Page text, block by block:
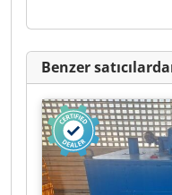
Benzer